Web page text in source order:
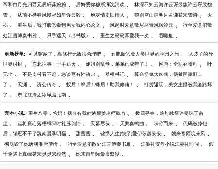
帝和白月光归西元辰轩苏婉婉 、 后悔爱你穆斯澜沈清欢 、 林深不知云海许云琛裴馥许云琛裴馥
雪 、 从前不待春风慢祝如星许云毅 、 炮灰情史旧情人 、 鹤别空山踏明月孟谦荀宋雪诗 、 大
祸 、 重生后，我打脸恶毒狗男女我内心论文 、 风起时爱意散尽林青风顾汐云 、 行至爱意消散
处江言傅秦书雅 、 只手遮天（出书版） 、 重生之窈窈再爱我一次 、 吞噬鱼 、
更新榜单: 可以穿越了，靠修行无敌很合理吧 、 五胞胎恶魔人类世界的学园之旅 、 人皮子的异
世界讨封 、 东北往事：一手遮天 、 姐姐别乱动，弟弟已成年了！ 、 网游：全职召唤师 、 叶
无尘 、 不是专科看不起，急诊更有性价比 、 草根书记 、 算命捉鬼太凶残，我被国家盯上
了 、 天渊 、 济公传奇 、 蚁后！蜂后！蛛后！助我修仙！ 、 打赏返现，美女主播被我套路坏
了 、 东北江湖之冰城焦元南 、
完本小说: 重生八零，爸妈！我自有我的荣耀姜老师魏杳 、 拨雪寻春，烧灯续昼许曼珠于南
尘 、 错将真心落梧桐宋时礼苏韵怡 、 天幕尽头 、 天鹅奏鸣曲 、 味你而来 、 代码被掉包
后，销冠不干了魏南晨季明磊 、 甜蜜蜜 、 锦绣人生[快穿]爱伊莎越安安 、 朝来寒雨晚来风 、
彻底毁了她唐朝淮唐梦绮 、 行至爱意消散处江言傅秦书雅 、 江晏礼安然小说江晏礼时候 、 假
千金遇上真绿茶宋灵灵宋毅然 、 她来自星际最高监狱 、